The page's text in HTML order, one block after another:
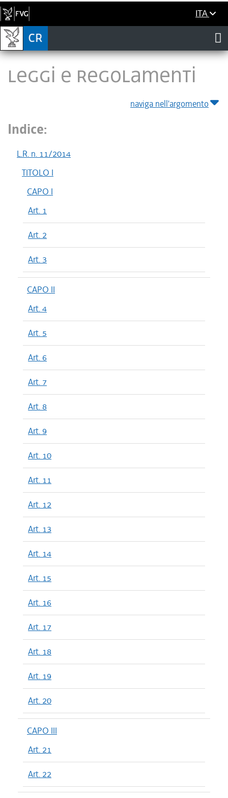
ITA
LEGGI E REGOLAMENTI
naviga nell'argomento
Indice:
L.R. n. 11/2014
TITOLO I
CAPO I
Art. 1
Art. 2
Art. 3
CAPO II
Art. 4
Art. 5
Art. 6
Art. 7
Art. 8
Art. 9
Art. 10
Art. 11
Art. 12
Art. 13
Art. 14
Art. 15
Art. 16
Art. 17
Art. 18
Art. 19
Art. 20
CAPO III
Art. 21
Art. 22